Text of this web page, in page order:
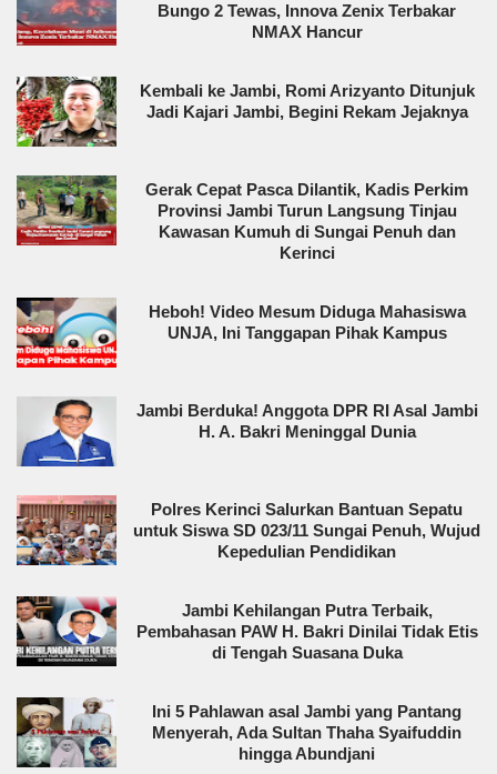
Bungo 2 Tewas, Innova Zenix Terbakar
NMAX Hancur
Kembali ke Jambi, Romi Arizyanto Ditunjuk
Jadi Kajari Jambi, Begini Rekam Jejaknya
Gerak Cepat Pasca Dilantik, Kadis Perkim
Provinsi Jambi Turun Langsung Tinjau
Kawasan Kumuh di Sungai Penuh dan
Kerinci
Heboh! Video Mesum Diduga Mahasiswa
UNJA, Ini Tanggapan Pihak Kampus
Jambi Berduka! Anggota DPR RI Asal Jambi
H. A. Bakri Meninggal Dunia
Polres Kerinci Salurkan Bantuan Sepatu
untuk Siswa SD 023/11 Sungai Penuh, Wujud
Kepedulian Pendidikan
Jambi Kehilangan Putra Terbaik,
Pembahasan PAW H. Bakri Dinilai Tidak Etis
di Tengah Suasana Duka
Ini 5 Pahlawan asal Jambi yang Pantang
Menyerah, Ada Sultan Thaha Syaifuddin
hingga Abundjani